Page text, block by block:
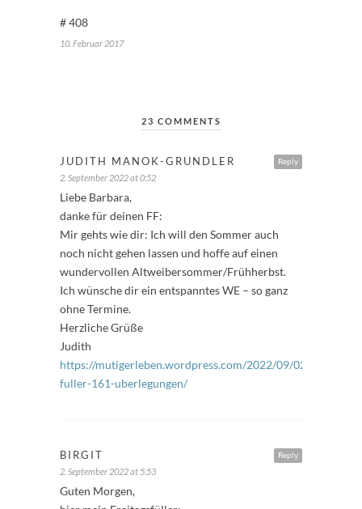
# 408
10. Februar 2017
23 COMMENTS
Reply
JUDITH MANOK-GRUNDLER
2. September 2022 at 0:52
Liebe Barbara,
danke für deinen FF:
Mir gehts wie dir: Ich will den Sommer auch
noch nicht gehen lassen und hoffe auf einen
wundervollen Altweibersommer/Frühherbst.
Ich wünsche dir ein entspanntes WE – so ganz
ohne Termine.
Herzliche Grüße
Judith
https://mutigerleben.wordpress.com/2022/09/02/freitags-
fuller-161-uberlegungen/
Reply
BIRGIT
2. September 2022 at 5:53
Guten Morgen,